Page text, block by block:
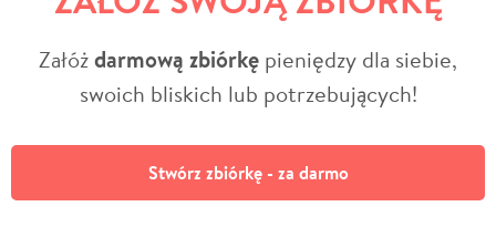
Załóżdarmową zbiórkę pieniędzy dla siebie,
swoich bliskich lub potrzebujących!
Stwórz zbiórkę - za darmo